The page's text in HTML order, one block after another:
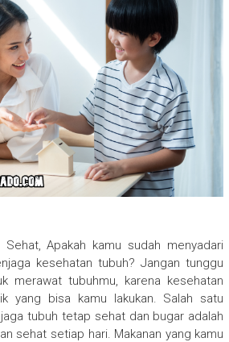
Sehat, Apakah kamu sudah menyadari
kesehatan tubuh? Jangan tunggu
merawat tubuhmu, karena kesehatan
yang bisa kamu lakukan. Salah satu
tubuh tetap sehat dan bugar adalah
sehat setiap hari. Makanan yang kamu